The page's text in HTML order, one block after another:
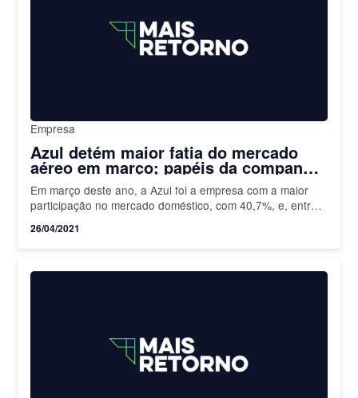
Empresa
Azul detém maior fatia do mercado
aéreo em março; papéis da companhia
sobem
Em março deste ano, a Azul foi a empresa com a maior
participação no mercado doméstico, com 40,7%, e, entre
26/04/2021